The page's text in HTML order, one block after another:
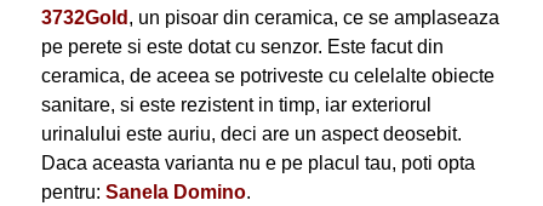
3732Gold , un pisoar din ceramica, ce se amplaseaza
pe perete si este dotat cu senzor. Este facut din
ceramica, de aceea se potriveste cu celelalte obiecte
sanitare, si este rezistent in timp, iar exteriorul
urinalului este auriu, deci are un aspect deosebit.
Daca aceasta varianta nu e pe placul tau, poti opta
pentru: Sanela Domino.